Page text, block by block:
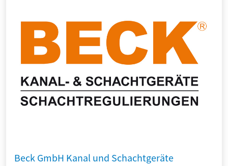
Beck GmbH Kanal und Schachtgeräte